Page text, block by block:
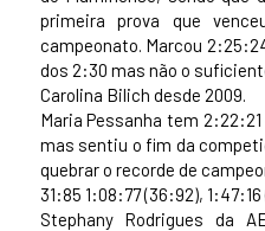
primeira prova que
campeonato. Marcou
dos 2:30 mas não o
Carolina Bilich desde 2009.
Maria Pessanha tem
mas sentiu o fim da
quebrar o recorde de
31:85 1:08:77 (36:92),
Stephany Rodrigues da